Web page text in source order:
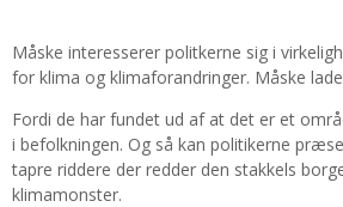
Måske interesserer politkerne sig i
for klima og klimaforandringer. Måske
Fordi de har fundet ud af at det er et
i befolkningen. Og så kan politikerne
tapre riddere der redder den stakkels
klimamonster.